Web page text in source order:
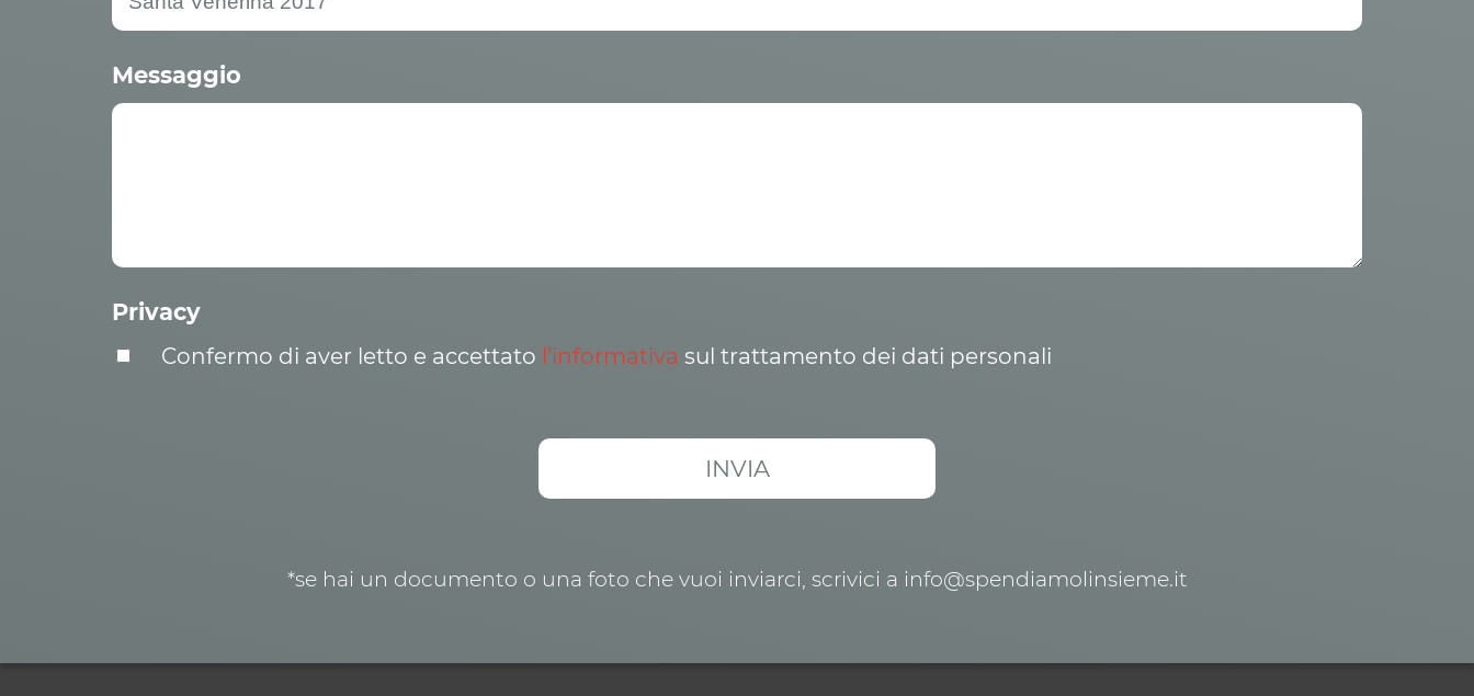
Messaggio
Privacy
Confermo di aver letto e accettato l’informativa sul trattamento dei dati personali
*se hai un documento o una foto che vuoi inviarci, scrivici a info@spendiamolinsieme.it